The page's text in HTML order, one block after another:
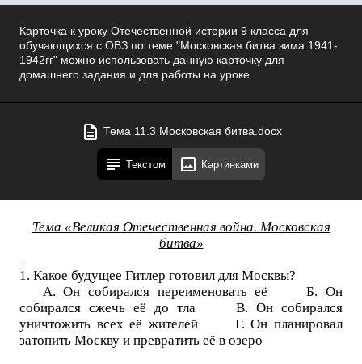
Карточка к уроку Отечественной истории 9 класса для
обучающихся с ОВЗ по теме "Московская битва зима 1941-
1942гг" можно использовать данную карточку для
домашнего задания и для работы на уроке.
Тема 11.3 Московская битва.docx
Текстом Картинками
Тема «Великая Отечественная война. Московская
битва»
1. Какое будущее Гитлер готовил для Москвы?
А. Он собирался переименовать её Б. Он
собирался сжечь её до тла В. Он собирался
уничтожить всех её жителей Г. Он планировал
затопить Москву и превратить её в озеро